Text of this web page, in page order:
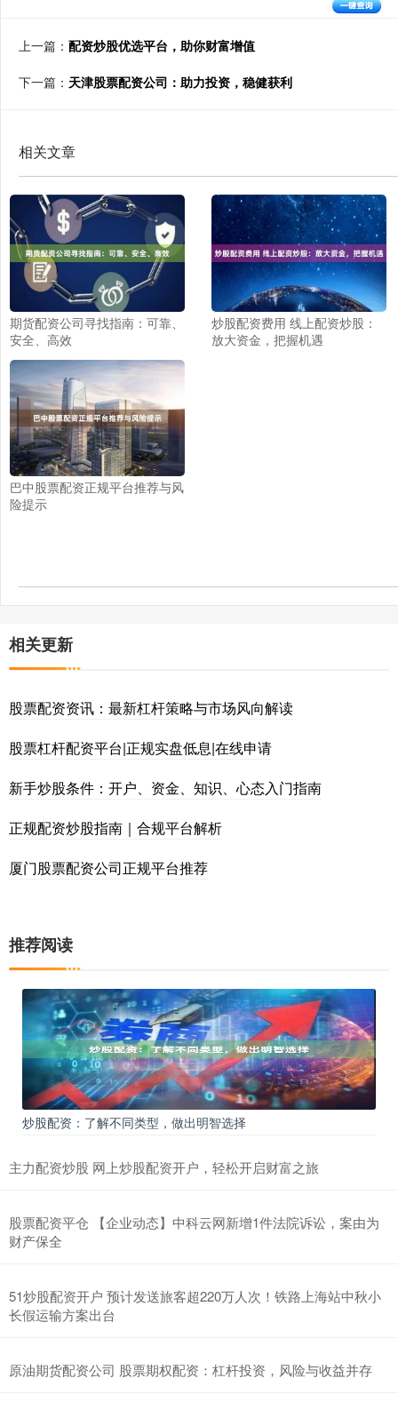
上一篇： 配资炒股优选平台，助你财富增值
下一篇： 天津股票配资公司：助力投资，稳健获利
相关文章
期货配资公司寻找指南：可靠、
安全、高效
炒股配资费用 线上配资炒股：
放大资金，把握机遇
巴中股票配资正规平台推荐与风
险提示
相关更新
股票配资资讯：最新杠杆策略与市场风向解读
股票杠杆配资平台|正规实盘低息|在线申请
新手炒股条件：开户、资金、知识、心态入门指南
正规配资炒股指南｜合规平台解析
厦门股票配资公司正规平台推荐
推荐阅读
炒股配资：了解不同类型，做出明智选择
主力配资炒股 网上炒股配资开户，轻松开启财富之旅
股票配资平仓 【企业动态】中科云网新增1件法院诉讼，案由为
财产保全
51炒股配资开户 预计发送旅客超220万人次！铁路上海站中秋小
长假运输方案出台
原油期货配资公司 股票期权配资：杠杆投资，风险与收益并存